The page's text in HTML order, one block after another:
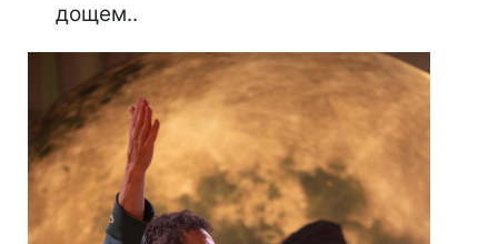
дощем..